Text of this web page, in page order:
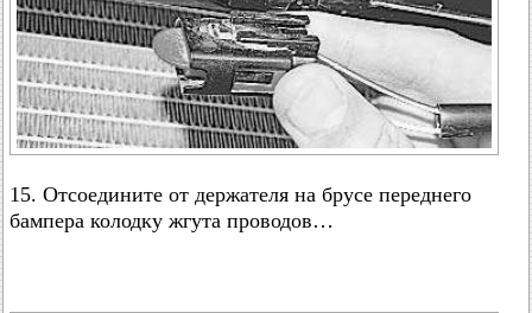
15. Отсоедините от держателя на брусе переднего
бампера колодку жгута проводов…